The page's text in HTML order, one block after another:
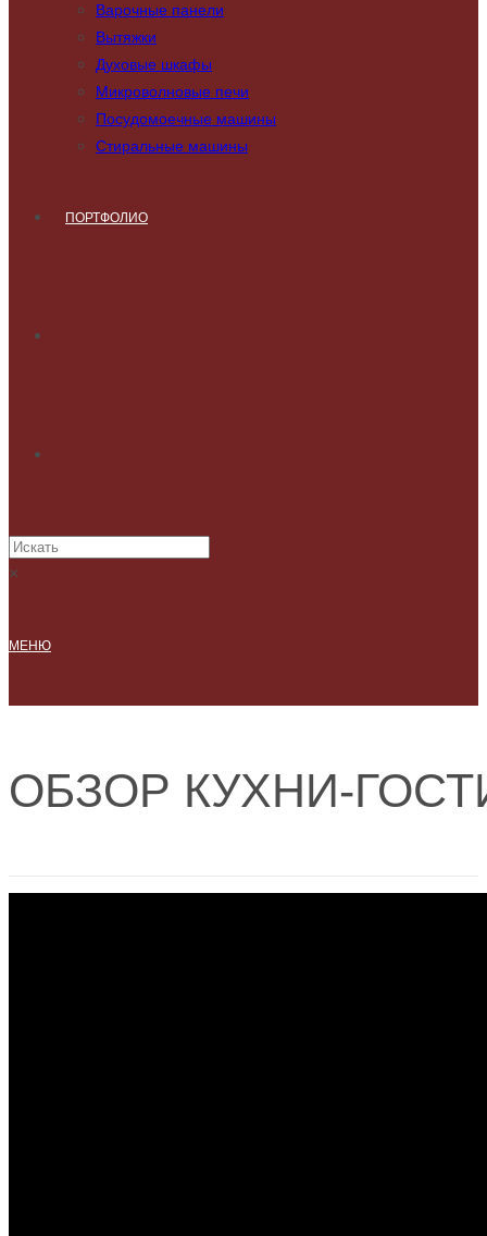
Варочные панели
Вытяжки
Духовые шкафы
Микроволновые печи
Посудомоечные машины
Стиральные машины
ПОРТФОЛИО
×
МЕНЮ
ОБЗОР КУХНИ-